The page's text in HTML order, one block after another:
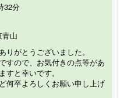
32分
山
りがとうございました。
すので、お気付きの点等があ
すと幸いです。
何卒よろしくお願い申し上げ